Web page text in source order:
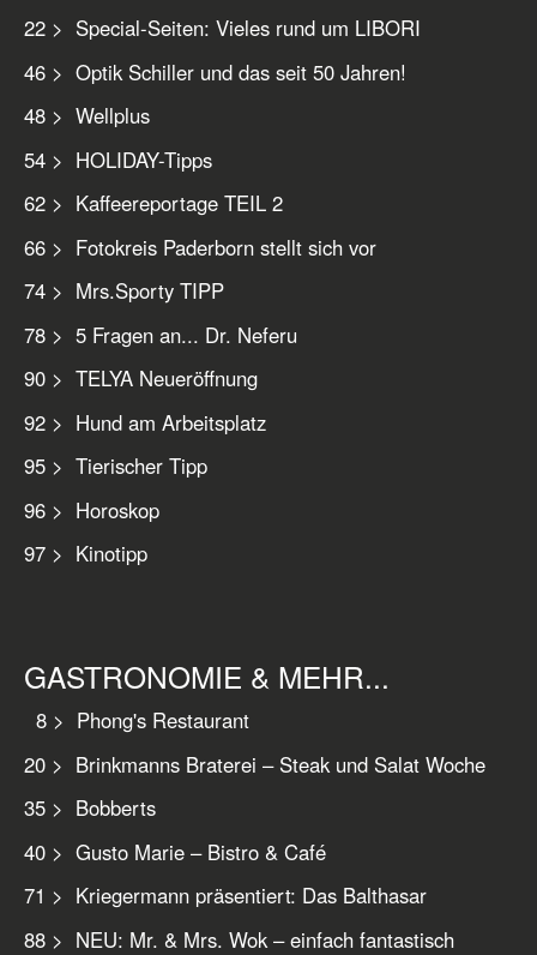
22 > Special-Seiten: Vieles rund um LIBORI
46 > Optik Schiller und das seit 50 Jahren!
48 > Wellplus
54 > HOLIDAY-Tipps
62 > Kaffeereportage TEIL 2
66 > Fotokreis Paderborn stellt sich vor
74 > Mrs.Sporty TIPP
78 > 5 Fragen an... Dr. Neferu
90 > TELYA Neueröffnung
92 > Hund am Arbeitsplatz
95 > Tierischer Tipp
96 > Horoskop
97 > Kinotipp
GASTRONOMIE & MEHR...
8 > Phong's Restaurant
20 > Brinkmanns Braterei – Steak und Salat Woche
35 > Bobberts
40 > Gusto Marie – Bistro & Café
71 > Kriegermann präsentiert: Das Balthasar
88 > NEU: Mr. & Mrs. Wok – einfach fantastisch